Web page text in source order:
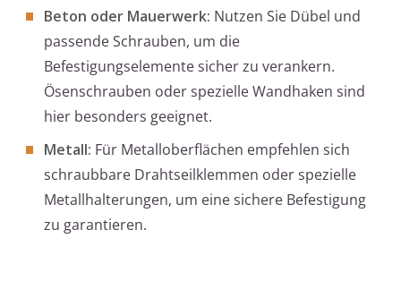
Beton oder Mauerwerk: Nutzen Sie Dübel und
passende Schrauben, um die
Befestigungselemente sicher zu verankern.
Ösenschrauben oder spezielle Wandhaken sind
hier besonders geeignet.
Metall: Für Metalloberflächen empfehlen sich
schraubbare Drahtseilklemmen oder spezielle
Metallhalterungen, um eine sichere Befestigung
zu garantieren.